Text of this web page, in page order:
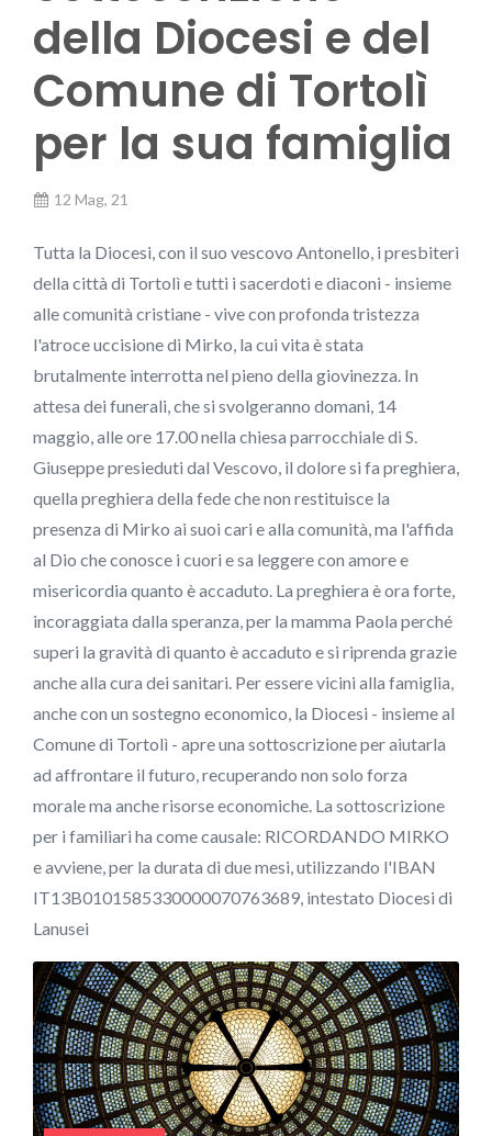
della Diocesi e del
Comune di Tortolì
per la sua famiglia
12 Mag, 21
Tutta la Diocesi, con il suo vescovo Antonello, i presbiteri
della città di Tortolì e tutti i sacerdoti e diaconi - insieme
alle comunità cristiane - vive con profonda tristezza
l'atroce uccisione di Mirko, la cui vita è stata
brutalmente interrotta nel pieno della giovinezza. In
attesa dei funerali, che si svolgeranno domani, 14
maggio, alle ore 17.00 nella chiesa parrocchiale di S.
Giuseppe presieduti dal Vescovo, il dolore si fa preghiera,
quella preghiera della fede che non restituisce la
presenza di Mirko ai suoi cari e alla comunità, ma l'affida
al Dio che conosce i cuori e sa leggere con amore e
misericordia quanto è accaduto. La preghiera è ora forte,
incoraggiata dalla speranza, per la mamma Paola perché
superi la gravità di quanto è accaduto e si riprenda grazie
anche alla cura dei sanitari. Per essere vicini alla famiglia,
anche con un sostegno economico, la Diocesi - insieme al
Comune di Tortolì - apre una sottoscrizione per aiutarla
ad affrontare il futuro, recuperando non solo forza
morale ma anche risorse economiche. La sottoscrizione
per i familiari ha come causale: RICORDANDO MIRKO
e avviene, per la durata di due mesi, utilizzando l'IBAN
IT13B0101585330000070763689, intestato Diocesi di
Lanusei